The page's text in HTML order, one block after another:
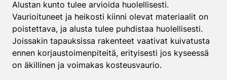
Alustan kunto tulee arvioida huolellisesti.
Vaurioituneet ja heikosti kiinni olevat materiaalit on
poistettava, ja alusta tulee puhdistaa huolellisesti.
Joissakin tapauksissa rakenteet vaativat kuivatusta
ennen korjaustoimenpiteitä, erityisesti jos kyseessä
on äkillinen ja voimakas kosteusvaurio.